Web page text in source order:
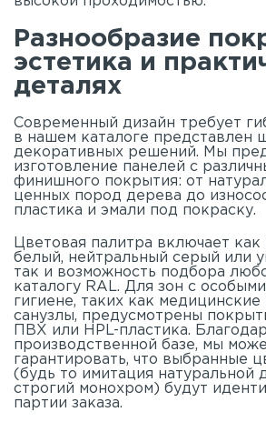
Разнообразие
эстетика и
деталях
Современный дизайн требует
в нашем каталоге представлен
декоративных решений. Мы
изготовление панелей с
финишного покрытия: от
ценных пород дерева до
пластика и эмали под покраску.
Цветовая палитра включает как
белый, нейтральный серый или
так и возможность подбора
каталогу RAL. Для зон с
гигиене, таких как
санузлы, предусмотрены
ПВХ или HPL-пластика.
производственной базе, мы
гарантировать, что выбранные
(будь то имитация натуральной
строгий монохром) будут
партии заказа.